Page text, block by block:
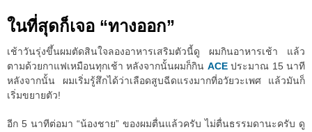
ในที่สุดก็เจอ “ทางออก”
เช้าวันรุ่งขึ้นผมตัดสินใจลองอาหารเสริมตัวนี้ดู ผมกินอาหารเช้า แล้ว
ตามด้วยกาแฟเหมือนทุกเช้า หลังจากนั้นผมก็กิน ACEประมาณ 15 นาที
หลังจากนั้น ผมเริ่มรู้สึกได้ว่าเลือดสูบฉีดแรงมากที่อวัยวะเพศ แล้วมันก็
เริ่มขยายตัว!
อีก 5 นาทีต่อมา “น้องชาย” ของผมตื่นแล้วครับ ไม่ตื่นธรรมดานะครับ ดู